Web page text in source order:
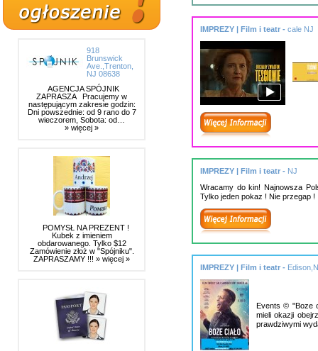
918
Brunswick
Ave.,Trenton,
NJ 08638
AGENCJA SPÓJNIK
ZAPRASZA Pracujemy w
następującym zakresie godzin:
Dni powszednie: od 9 rano do 7
wieczorem, Sobota: od…
» więcej »
POMYSŁ NA PREZENT !
Kubek z imieniem
obdarowanego. Tylko $12
Zamówienie złoż w "Spójniku".
ZAPRASZAMY !!! » więcej »
IMPREZY | Film i teatr - cale NJ
IMPREZY | Film i teatr - NJ
Wracamy do kin! Najnowsza
Tylko jeden pokaz ! Nie przegap
IMPREZY | Film i teatr -
Events © "Boze
mieli okazji
prawdziwymi